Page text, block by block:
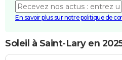
En savoir plus sur notre politique de
Soleil à Saint-Lary en